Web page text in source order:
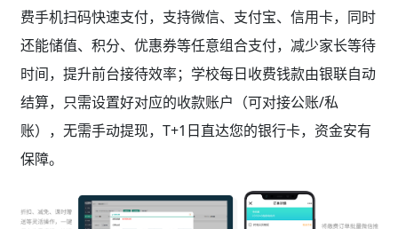
费手机扫码快速支付，支持微信、支付宝、信用卡，同时
还能储值、积分、优惠券等任意组合支付，减少家长等待
时间，提升前台接待效率；学校每日收费钱款由银联自动
结算，只需设置好对应的收款账户（可对接公账/私
账），无需手动提现，T+1日直达您的银行卡，资金安有
保障。